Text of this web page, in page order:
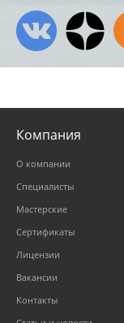
Компания
О компании
Специалисты
Мастерские
Сертификаты
Лицензии
Вакансии
Контакты